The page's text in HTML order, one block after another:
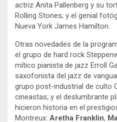
actriz Anita Pallenberg y su
Rolling Stones; y el genial
Nueva York James Hamilton.
Otras novedades de la
el grupo de hard rock
mítico pianista de jazz Erroll
saxofonista del jazz de
grupo post-industrial de culto
cineastas; y el deslumbrante
hicieron historia en el
Montreux: Aretha Franklin,